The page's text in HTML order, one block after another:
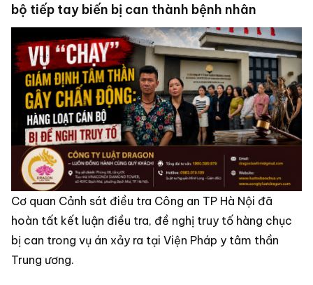
bộ tiếp tay biến bị can thành bệnh nhân
Cơ quan Cảnh sát điều tra Công an TP Hà Nội đã
hoàn tất kết luận điều tra, đề nghị truy tố hàng chục
bị can trong vụ án xảy ra tại Viện Pháp y tâm thần
Trung ương.